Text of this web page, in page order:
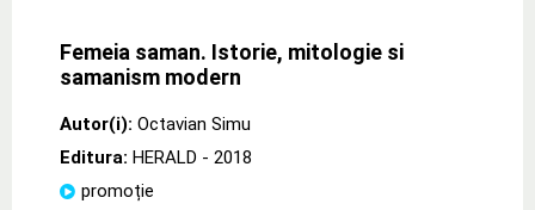
Femeia saman. Istorie, mitologie si
samanism modern
Autor(i): Octavian Simu
Editura: HERALD - 2018
promoție